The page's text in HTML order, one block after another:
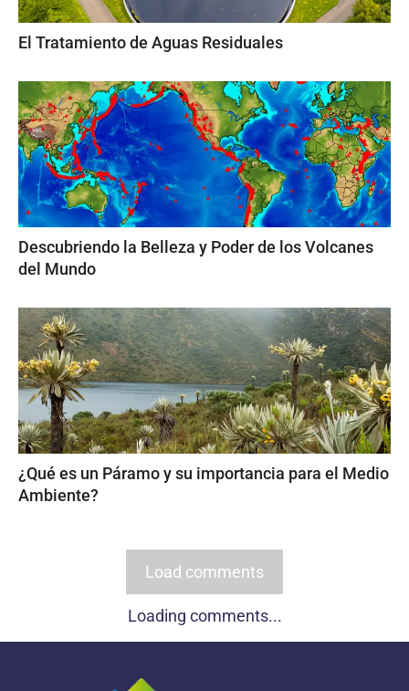
El Tratamiento de Aguas Residuales
Descubriendo la Belleza y Poder de los Volcanes
del Mundo
¿Qué es un Páramo y su importancia para el Medio
Ambiente?
Load comments
Loading comments...